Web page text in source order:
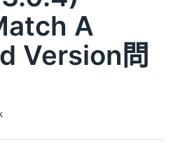
A
Version問